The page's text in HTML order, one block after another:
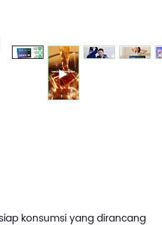
konsumsi yang dirancang